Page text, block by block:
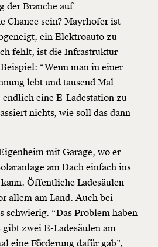
der Branche auf
Chance sein? Mayrhofer ist
ein Elektroauto zu
fehlt, ist die Infrastruktur
“Wenn man in einer
lebt und tausend Mal
eine E-Ladestation zu
nichts, wie soll das dann
mit Garage, wo er
am Dach einfach ins
Öffentliche Ladesäulen
allem am Land. Auch bei
schwierig. “Das Problem haben
zwei E-Ladesäulen am
eine Förderung dafür gab”,